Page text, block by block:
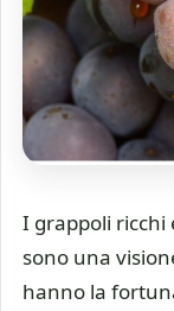
I grappoli ricchi
sono una
hanno la